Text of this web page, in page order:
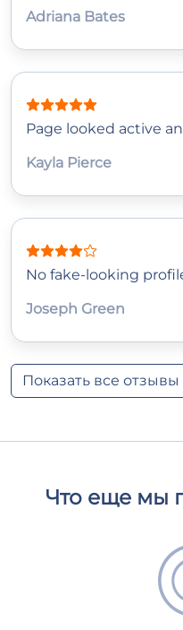
Adriana Bates
Page looked active
Kayla Pierce
No fake-looking
Joseph Green
Показать все отзывы
Что еще мы